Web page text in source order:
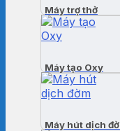
Máy trợ thở
Máy tạo Oxy
Máy hút dịch